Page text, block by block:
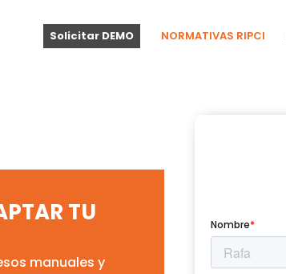
Solicitar DEMO NORMATIVAS RIPCI
TU
manuales y